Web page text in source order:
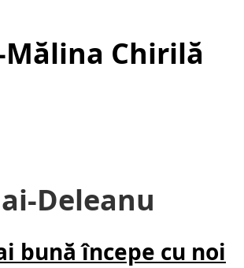
Mălina Chirilă
Deleanu
bună începe cu noi